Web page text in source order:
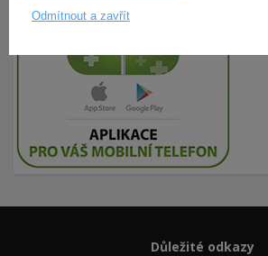
Odmítnout a zavřít
Důležité odkazy